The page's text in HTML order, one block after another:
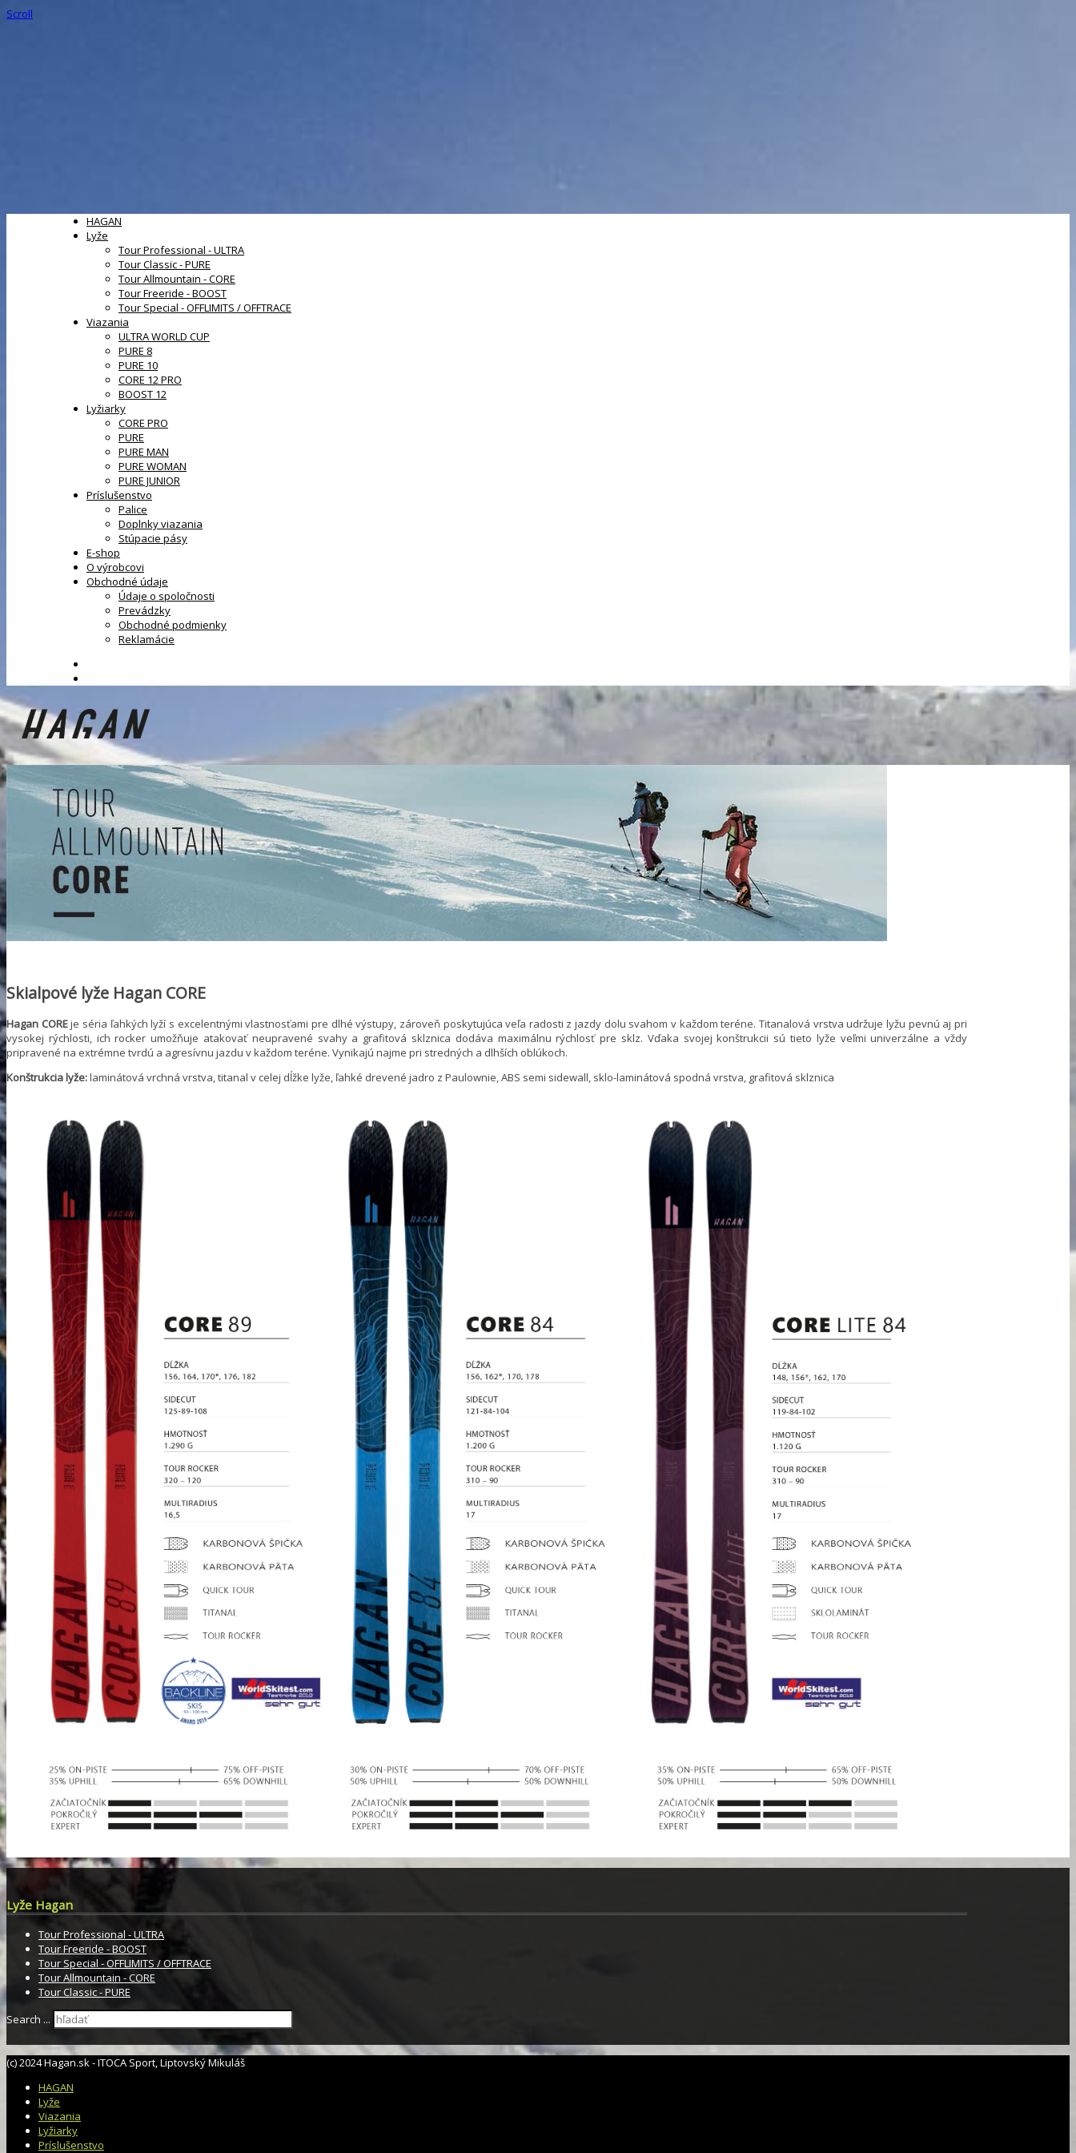
Scroll
HAGAN
Lyže
Tour Professional - ULTRA
Tour Classic - PURE
Tour Allmountain - CORE
Tour Freeride - BOOST
Tour Special - OFFLIMITS / OFFTRACE
Viazania
ULTRA WORLD CUP
PURE 8
PURE 10
CORE 12 PRO
BOOST 12
Lyžiarky
CORE PRO
PURE
PURE MAN
PURE WOMAN
PURE JUNIOR
Príslušenstvo
Palice
Doplnky viazania
Stúpacie pásy
E-shop
O výrobcovi
Obchodné údaje
Údaje o spoločnosti
Prevádzky
Obchodné podmienky
Reklamácie
Skialpové lyže Hagan CORE
Hagan COREje séria ľahkých lyží s excelentnými vlastnosťami pre dlhé výstupy, zároveň poskytujúca veľa radosti z jazdy dolu svahom v každom teréne. Titanalová vrstva udržuje lyžu pevnú aj pri
vysokej rýchlosti, ich rocker umožňuje atakovať neupravené svahy a grafitová sklznica dodáva maximálnu rýchlosť pre sklz. Vďaka svojej konštrukcii sú tieto lyže veľmi univerzálne a vždy
pripravené na extrémne tvrdú a agresívnu jazdu v každom teréne. Vynikajú najme pri stredných a dlhších oblúkoch.
Konštrukcia lyže:laminátová vrchná vrstva, titanal v celej dĺžke lyže, ľahké drevené jadro z Paulownie, ABS semi sidewall, sklo-laminátová spodná vrstva, grafitová sklznica
Lyže Hagan
Tour Professional - ULTRA
Tour Freeride - BOOST
Tour Special - OFFLIMITS / OFFTRACE
Tour Allmountain - CORE
Tour Classic - PURE
Search ...
(c) 2024 Hagan.sk - ITOCA Sport, Liptovský Mikuláš
HAGAN
Lyže
Viazania
Lyžiarky
Príslušenstvo